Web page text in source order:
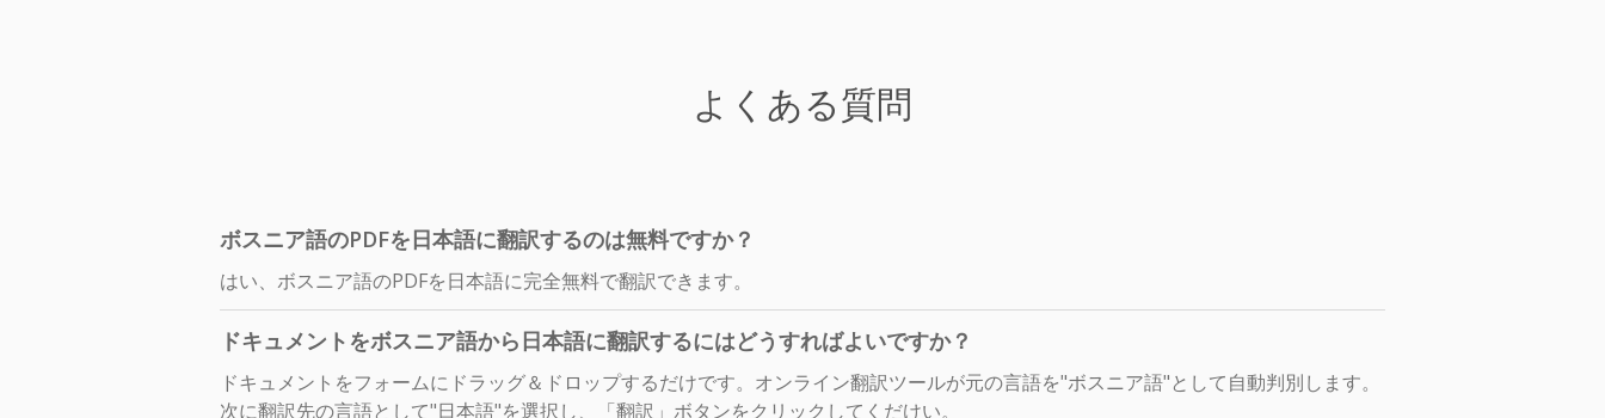
よくある質問
ボスニア語のPDFを日本語に翻訳するのは無料ですか？
はい、ボスニア語のPDFを日本語に完全無料で翻訳できます。
ドキュメントをボスニア語から日本語に翻訳するにはどうすればよいですか？
ドキュメントをフォームにドラッグ＆ドロップするだけです。オンライン翻訳ツールが元の言語を"ボスニア語"として自動判別します。
次に翻訳先の言語として"日本語"を選択し、「翻訳」ボタンをクリックしてくだけい。